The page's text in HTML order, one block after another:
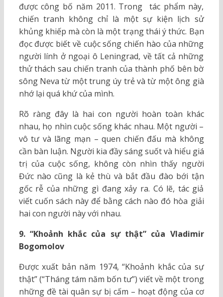
được công bố năm 2011. Trong tác phẩm này,
chiến tranh không chỉ là một sự kiện lịch sử
khủng khiếp mà còn là một trạng thái ý thức. Bạn
đọc được biết về cuộc sống chiến hào của những
người lính ở ngoại ô Leningrad, về tất cả những
thử thách sau chiến tranh của thành phố bên bờ
sông Neva từ một trung úy trẻ và từ một ông già
nhớ lại quá khứ của mình.
Rõ ràng đây là hai con người hoàn toàn khác
nhau, họ nhìn cuộc sống khác nhau. Một người –
vô tư và lãng mạn – quen chiến đấu mà không
cần bàn luận. Người kia đầy sáng suốt và hiểu giá
trị của cuộc sống, không còn nhìn thấy người
Đức nào cũng là kẻ thù và bắt đầu đào bới tận
gốc rễ của những gì đang xảy ra. Có lẽ, tác giả
viết cuốn sách này để bằng cách nào đó hòa giải
hai con người này với nhau.
9. “Khoảnh khắc của sự thật” của Vladimir
Bogomolov
Được xuất bản năm 1974, “Khoảnh khắc của sự
thật” (“Tháng tám năm bốn tư”) viết về một trong
những đề tài quân sự bị cấm – hoạt động của cơ